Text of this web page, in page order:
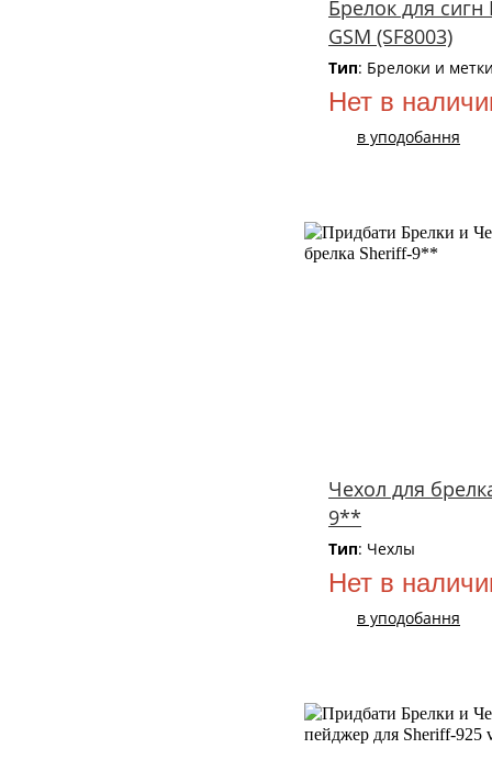
Брелок для
GSM (SF8003)
Тип: Брелоки и
Нет в
в уподобання
Чехол для
9**
Тип: Чехлы
Нет в
в уподобання